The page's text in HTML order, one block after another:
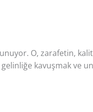
O, zarafetin,
kavuşmak ve